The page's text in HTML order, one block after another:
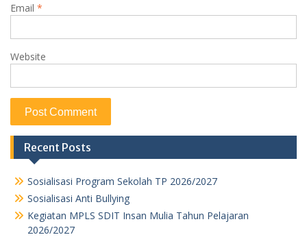
Email *
Website
Recent Posts
Sosialisasi Program Sekolah TP 2026/2027
Sosialisasi Anti Bullying
Kegiatan MPLS SDIT Insan Mulia Tahun Pelajaran
2026/2027